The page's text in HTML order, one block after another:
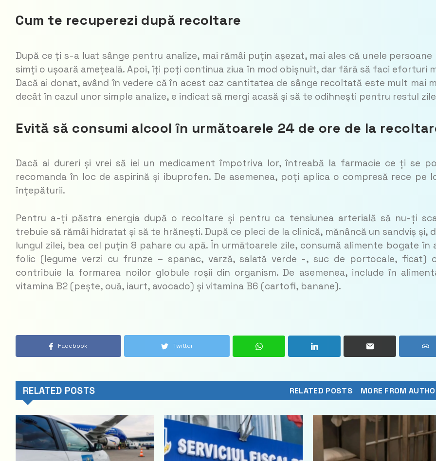
Cum te recuperezi după recoltare
După ce ți s-a luat sânge pentru analize, mai rămâi puțin așezat, mai ales că unele
simți o ușoară amețeală. Apoi, îți poți continua ziua în mod obișnuit, dar fără să faci eforturi
Dacă ai donat, având în vedere că în acest caz cantitatea de sânge recoltată este mult mai
decât în cazul unor simple analize, e indicat să mergi acasă și să te odihnești pentru restul
Evită să consumi alcool în următoarele 24 de ore de la
Dacă ai dureri și vrei să iei un medicament împotriva lor, întreabă la farmacie ce ți se
recomanda în loc de aspirină și ibuprofen. De asemenea, poți aplica o compresă rece pe
înțepăturii.
Pentru a-ți păstra energia după o recoltare și pentru ca tensiunea arterială să nu-ți
trebuie să rămâi hidratat și să te hrănești. După ce pleci de la clinică, mănâncă un sandviș și,
lungul zilei, bea cel puțin 8 pahare cu apă. În următoarele zile, consumă alimente bogate în
folic (legume verzi cu frunze – spanac, varză, salată verde -, suc de portocale, ficat)
contribuie la formarea noilor globule roșii din organism. De asemenea, include în
vitamina B2 (pește, ouă, iaurt, avocado) și vitamina B6 (cartofi, banane).
Facebook Twitter
RELATED POSTS RELATED POSTS MORE FROM